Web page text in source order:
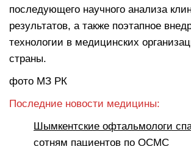
последующего научного анализа
результатов, а также поэтапное
технологии в медицинских
страны.
фото МЗ РК
Последние новости медицины:
Шымкентские офтальмологи
сотням пациентов по ОСМС